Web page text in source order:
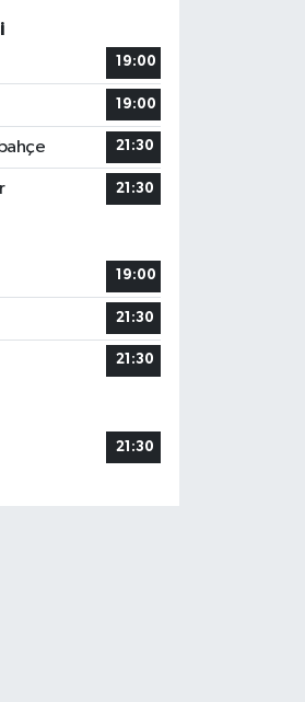
19:00
19:00
21:30
21:30
19:00
21:30
21:30
21:30